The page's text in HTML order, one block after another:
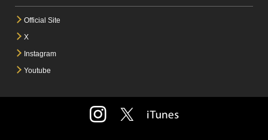
Official Site
X
Instagram
Youtube